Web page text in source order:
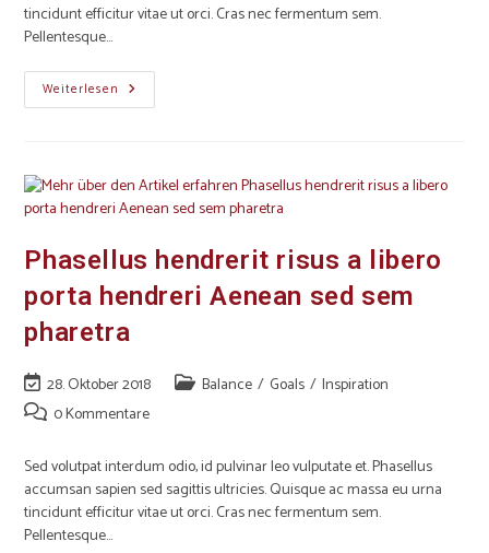
tincidunt efficitur vitae ut orci. Cras nec fermentum sem.
Pellentesque…
Weiterlesen
Phasellus hendrerit risus a libero
porta hendreri Aenean sed sem
pharetra
28. Oktober 2018 Balance / Goals / Inspiration
0 Kommentare
Sed volutpat interdum odio, id pulvinar leo vulputate et. Phasellus
accumsan sapien sed sagittis ultricies. Quisque ac massa eu urna
tincidunt efficitur vitae ut orci. Cras nec fermentum sem.
Pellentesque…